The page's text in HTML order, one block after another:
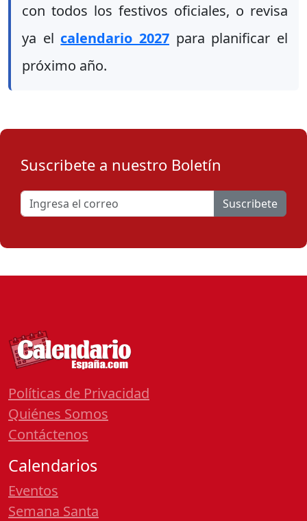
con todos los festivos oficiales, o revisa
ya el calendario 2027 para planificar el
próximo año.
Suscribete a nuestro Boletín
Suscribete
Políticas de Privacidad
Quiénes Somos
Contáctenos
Calendarios
Eventos
Semana Santa